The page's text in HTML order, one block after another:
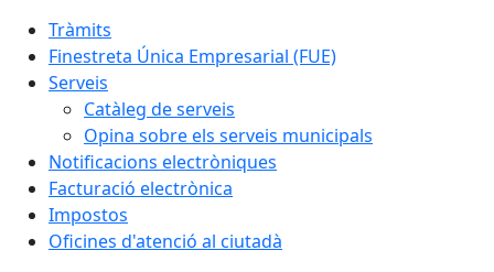
Tràmits
Finestreta Única Empresarial (FUE)
Serveis
Catàleg de serveis
Opina sobre els serveis municipals
Notificacions electròniques
Facturació electrònica
Impostos
Oficines d'atenció al ciutadà